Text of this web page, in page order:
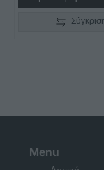
Menu